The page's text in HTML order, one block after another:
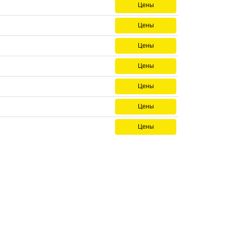
Цены
Цены
Цены
Цены
Цены
Цены
Цены